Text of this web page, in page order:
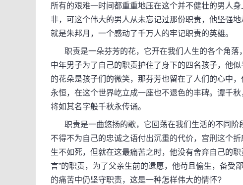
所有的艰难一时间都重重地压在这个并不健壮的男人
非，可这个伟大的男人从未忘记过那份职责，他坚强
就是朱邦月，一个感动了千万人的牢记职责的英雄。
职责是一朵芬芳的花，它开在我们人生的各个角落
中年男子为了自己的职责护住了身下的四名孩子，他
的花朵是孩子们的微笑，那芬芳也留在了人们的心中
永恒，在这个世界屹立成一座也不退色的丰碑。谭千
将如其名字般千秋永传诵。
职责是一曲悠扬的歌，它回荡在我们生活的不同阶
不得不为自己的忠诚之语付出沉重的代价，宫刑这个
生不如死，但就在这最痛苦之时，他没有舍弃自己的
言”的职责，为了父亲生前的遗愿，他苟且偷生，备受
的痛苦中仍坚守职责，这是一种怎样伟大的情怀?